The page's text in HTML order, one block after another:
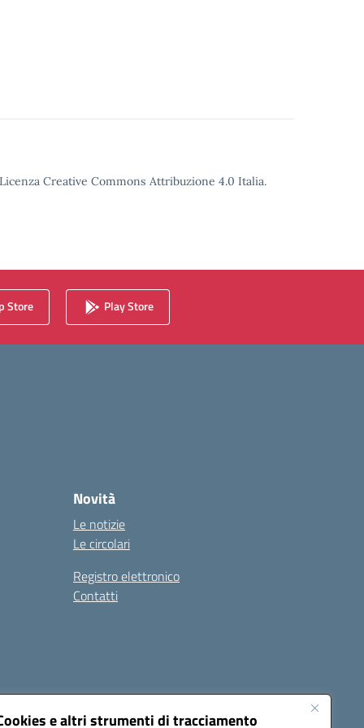
e altri strumenti di tracciamento
Creative Commons Attribuzione 4.0 Italia.
Store Play Store
Novità
Le notizie
Le circolari
Registro elettronico
Contatti